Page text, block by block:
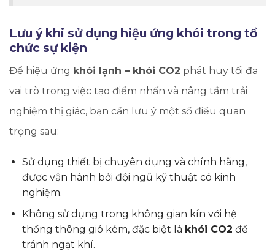
Lưu ý khi sử dụng hiệu ứng khói trong tổ
chức sự kiện
Để hiệu ứng khói lạnh – khói CO2 phát huy tối đa
vai trò trong việc tạo điểm nhấn và nâng tầm trải
nghiệm thị giác, bạn cần lưu ý một số điều quan
trọng sau:
Sử dụng thiết bị chuyên dụng và chính hãng,
được vận hành bởi đội ngũ kỹ thuật có kinh
nghiệm.
Không sử dụng trong không gian kín với hệ
thống thông gió kém, đặc biệt là khói CO2 để
tránh ngạt khí.